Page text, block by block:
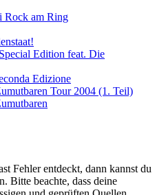
Rock am Ring
Edition feat. Die
Edizione
Tour 2004 (1. Teil)
Fehler entdeckt, dann kannst du
Bitte beachte, dass deine